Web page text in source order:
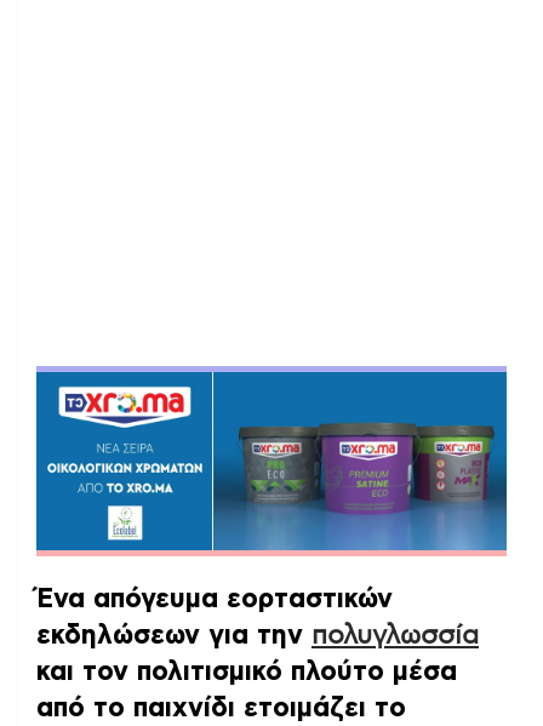
Ένα απόγευμα εορταστικών
εκδηλώσεων για την πολυγλωσσία
και τον πολιτισμικό πλούτο μέσα
από το παιχνίδι ετοιμάζει το